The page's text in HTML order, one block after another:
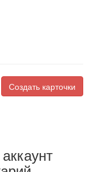
Создать карточки